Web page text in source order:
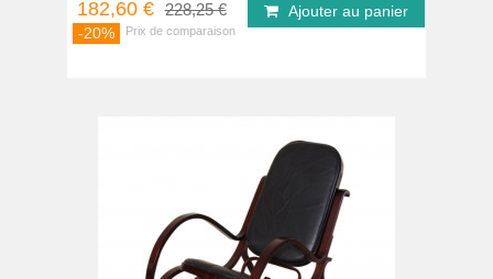
182,60 € 228,25 €
-20%
Ajouter au panier